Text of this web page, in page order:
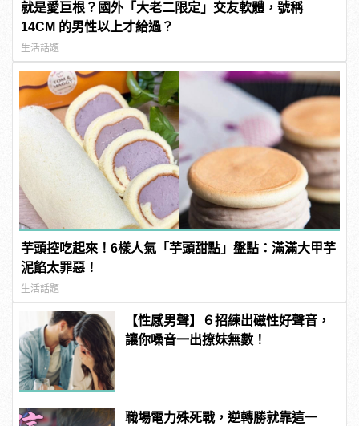
就是愛巨根？國外「大老二限定」交友軟體，號稱
14CM 的男性以上才給過？
生活話題
芋頭控吃起來！6樣人氣「芋頭甜點」盤點：滿滿大甲芋
泥餡太罪惡！
生活話題
【性感男聲】６招練出磁性好聲音，
讓你嗓音一出撩妹無數！
職場電力殊死戰，逆轉勝就靠這一